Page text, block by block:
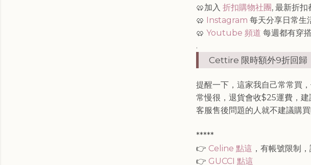
🥨加入 折扣購物社團, 最新折
🥨 Instagram 每天分享日常生
🥨 Youtube 頻道 每週都有穿
.
Cettire 限時額外9折回歸
提醒一下，這家我自己常常買
常慢很，退貨會收$25運費，
客服售後問題的人就不建議購買
*****
👉 Celine 點這 ，有帳號限制
👉 GUCCI 點這